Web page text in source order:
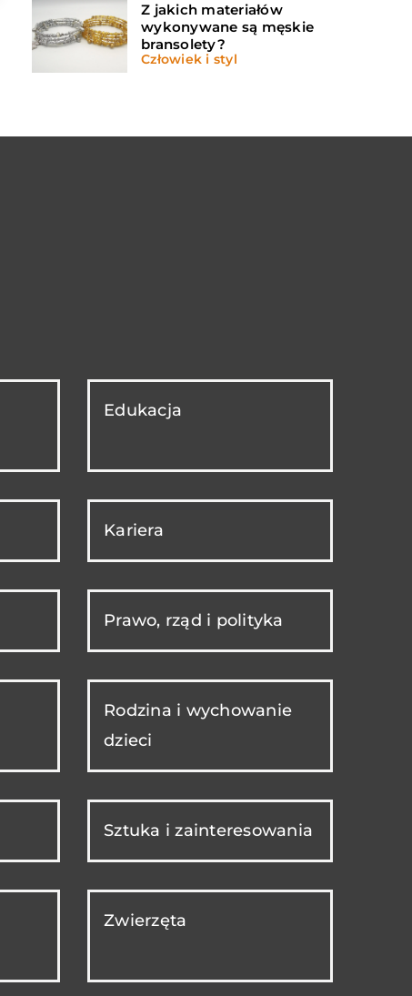
Z jakich materiałów
wykonywane są męskie
bransolety?
Człowiek i styl
Edukacja
Kariera
Prawo, rząd i polityka
Rodzina i wychowanie
dzieci
Sztuka i zainteresowania
Zwierzęta